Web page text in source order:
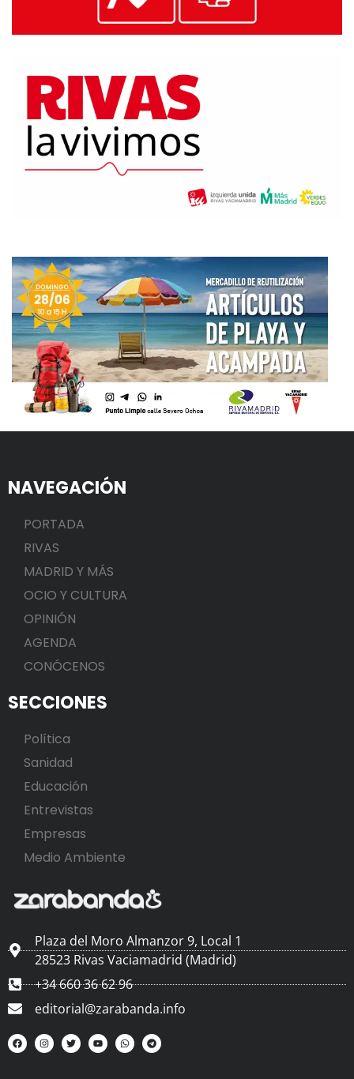
NAVEGACIÓN
PORTADA
RIVAS
MADRID Y MÁS
OCIO Y CULTURA
OPINIÓN
AGENDA
CONÓCENOS
SECCIONES
Política
Sanidad
Educación
Entrevistas
Empresas
Medio Ambiente
Plaza del Moro Almanzor 9, Local 1
28523 Rivas Vaciamadrid (Madrid)
+34 660 36 62 96
editorial@zarabanda.info